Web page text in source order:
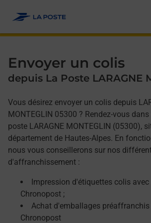
Envoyer un colis
depuis La Poste LARAGNE
Vous désirez envoyer un colis depuis
MONTEGLIN 05300 ? Rendez-vous
poste LARAGNE MONTEGLIN (05300),
département de Hautes-Alpes. En
nous vous conseillerons sur nos
d'affranchissement :
Impression d'étiquettes colis
Chronopost ;
Achat d'emballages
Chronopost